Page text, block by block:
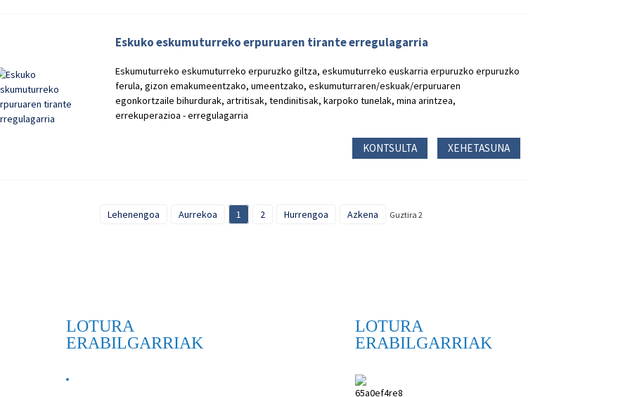
Eskuko eskumuturreko erpuruaren tirante erregulagarria
Eskumuturreko eskumuturreko erpuruzko giltza, eskumuturreko euskarria erpuruzko erpuruzko
ferula, gizon emakumeentzako, umeentzako, eskumuturraren/eskuak/erpuruaren
egonkortzaile bihurdurak, artritisak, tendinitisak, karpoko tunelak, mina arintzea,
errekuperazioa - erregulagarria
KONTSULTA XEHETASUNA
Lehenengoa Aurrekoa 1 2 Hurrengoa Azkena Guztira 2
LOTURA
ERABILGARRIAK
LOTURA
ERABILGARRIAK